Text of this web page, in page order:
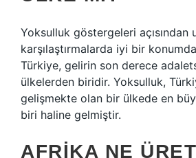
Yoksulluk göstergeleri açısından
karşılaştırmalarda iyi bir
Türkiye, gelirin son derece
ülkelerden biridir. Yoksulluk,
gelişmekte olan bir ülkede en
biri haline gelmiştir.
AFRIKA NE